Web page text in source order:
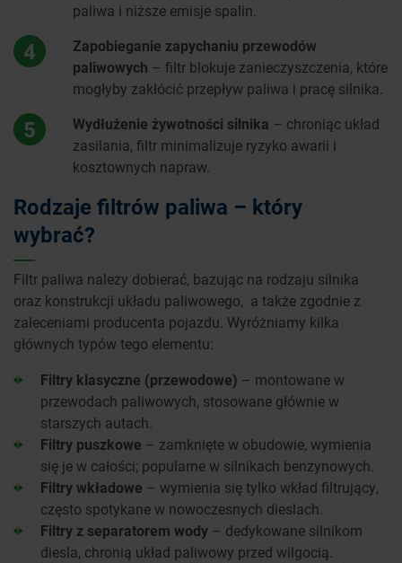
paliwa i niższe emisje spalin.
4
Zapobieganie zapychaniu przewodów
paliwowych – filtr blokuje zanieczyszczenia, które
mogłyby zakłócić przepływ paliwa i pracę silnika.
5 Wydłużenie żywotności silnika – chroniąc układ
zasilania, filtr minimalizuje ryzyko awarii i
kosztownych napraw.
Rodzaje filtrów paliwa – który
wybrać?
Filtr paliwa należy dobierać, bazując na rodzaju silnika
oraz konstrukcji układu paliwowego, a także zgodnie z
zaleceniami producenta pojazdu. Wyróżniamy kilka
głównych typów tego elementu:
Filtry klasyczne (przewodowe) – montowane w
przewodach paliwowych, stosowane głównie w
starszych autach.
Filtry puszkowe – zamknięte w obudowie, wymienia
się je w całości; popularne w silnikach benzynowych.
Filtry wkładowe – wymienia się tylko wkład filtrujący,
często spotykane w nowoczesnych dieslach.
Filtry z separatorem wody – dedykowane silnikom
diesla, chronią układ paliwowy przed wilgocią.